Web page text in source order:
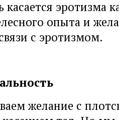
касается эротизма
опыта и
с эротизмом.
желание с